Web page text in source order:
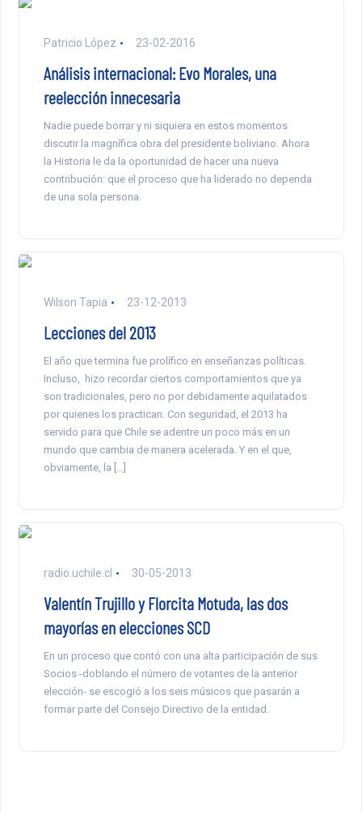
Patricio López 23-02-2016
Análisis internacional: Evo Morales, una
reelección innecesaria
Nadie puede borrar y ni siquiera en estos momentos
discutir la magnífica obra del presidente boliviano. Ahora
la Historia le da la oportunidad de hacer una nueva
contribución: que el proceso que ha liderado no dependa
de una sola persona.
Wilson Tapia 23-12-2013
Lecciones del 2013
El año que termina fue prolífico en enseñanzas políticas.
Incluso, hizo recordar ciertos comportamientos que ya
son tradicionales, pero no por debidamente aquilatados
por quienes los practican. Con seguridad, el 2013 ha
servido para que Chile se adentre un poco más en un
mundo que cambia de manera acelerada. Y en el que,
obviamente, la […]
radio.uchile.cl 30-05-2013
Valentín Trujillo y Florcita Motuda, las dos
mayorías en elecciones SCD
En un proceso que contó con una alta participación de sus
Socios -doblando el número de votantes de la anterior
elección- se escogió a los seis músicos que pasarán a
formar parte del Consejo Directivo de la entidad.